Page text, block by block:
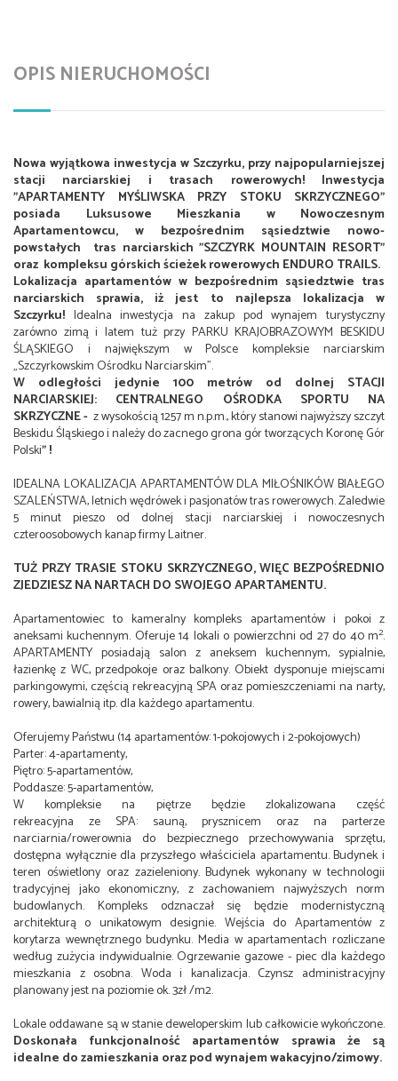
OPIS NIERUCHOMOŚCI
Nowa wyjątkowa inwestycja w Szczyrku, przy najpopularniejszej
stacji narciarskiej i trasach rowerowych! Inwestycja
"APARTAMENTY MYŚLIWSKA PRZY STOKU SKRZYCZNEGO"
posiada Luksusowe Mieszkania w Nowoczesnym
Apartamentowcu, w bezpośrednim sąsiedztwie nowo-
powstałych tras narciarskich "SZCZYRK MOUNTAIN RESORT"
oraz kompleksu górskich ścieżek rowerowych ENDURO TRAILS.
Lokalizacja apartamentów w bezpośrednim sąsiedztwie tras
narciarskich sprawia, iż jest to najlepsza lokalizacja w
Szczyrku! Idealna inwestycja na zakup pod wynajem turystyczny
zarówno zimą i latem tuż przy PARKU KRAJOBRAZOWYM BESKIDU
ŚLĄSKIEGO i największym w Polsce kompleksie narciarskim
„Szczyrkowskim Ośrodku Narciarskim".
W odległości jedynie 100 metrów od dolnej STACJI
NARCIARSKIEJ: CENTRALNEGO OŚRODKA SPORTU NA
SKRZYCZNE - z wysokością 1257 m n.p.m., który stanowi najwyższy szczyt
Beskidu Śląskiego i należy do zacnego grona gór tworzących Koronę Gór
Polski" !
IDEALNA LOKALIZACJA APARTAMENTÓW DLA MIŁOŚNIKÓW BIAŁEGO
SZALEŃSTWA, letnich wędrówek i pasjonatów tras rowerowych. Zaledwie
5 minut pieszo od dolnej stacji narciarskiej i nowoczesnych
czteroosobowych kanap firmy Laitner.
TUŻ PRZY TRASIE STOKU SKRZYCZNEGO, WIĘC BEZPOŚREDNIO
ZJEDZIESZ NA NARTACH DO SWOJEGO APARTAMENTU.
Apartamentowiec to kameralny kompleks apartamentów i pokoi z
aneksami kuchennym. Oferuje 14 lokali o powierzchni od 27 do 40 m2.
APARTAMENTY posiadają salon z aneksem kuchennym, sypialnie,
łazienkę z WC, przedpokoje oraz balkony. Obiekt dysponuje miejscami
parkingowymi, częścią rekreacyjną SPA oraz pomieszczeniami na narty,
rowery, bawialnią itp. dla każdego apartamentu.
Oferujemy Państwu (14 apartamentów: 1-pokojowych i 2-pokojowych)
Parter: 4-apartamenty,
Piętro: 5-apartamentów,
Poddasze: 5-apartamentów,
W kompleksie na piętrze będzie zlokalizowana część
rekreacyjna ze SPA: sauną, prysznicem oraz na parterze
narciarnia/rowerownia do bezpiecznego przechowywania sprzętu,
dostępna wyłącznie dla przyszłego właściciela apartamentu. Budynek i
teren oświetlony oraz zazieleniony. Budynek wykonany w technologii
tradycyjnej jako ekonomiczny, z zachowaniem najwyższych norm
budowlanych. Kompleks odznaczał się będzie modernistyczną
architekturą o unikatowym designie. Wejścia do Apartamentów z
korytarza wewnętrznego budynku. Media w apartamentach rozliczane
według zużycia indywidualnie. Ogrzewanie gazowe - piec dla każdego
mieszkania z osobna. Woda i kanalizacja. Czynsz administracyjny
planowany jest na poziomie ok. 3zł /m2.
Lokale oddawane są w stanie deweloperskim lub całkowicie wykończone.
Doskonała funkcjonalność apartamentów sprawia że są
idealne do zamieszkania oraz pod wynajem wakacyjno/zimowy.